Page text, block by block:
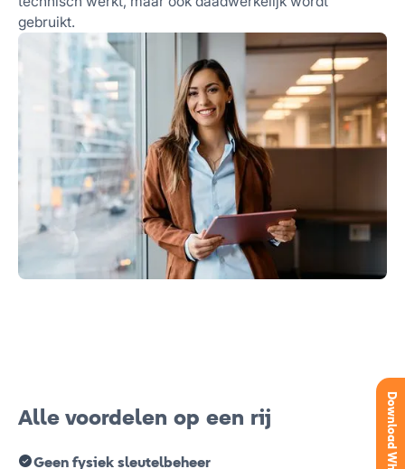
gebruikt.
Alle voordelen op een rij
Geen fysiek sleutelbeheer